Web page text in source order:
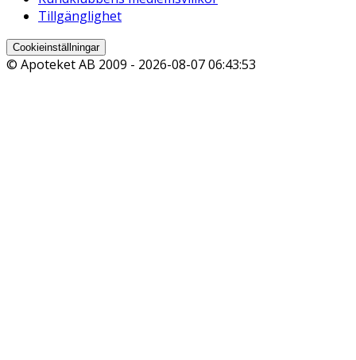
Tillgänglighet
Cookieinställningar
© Apoteket AB 2009 - 2026-08-07 06:43:53